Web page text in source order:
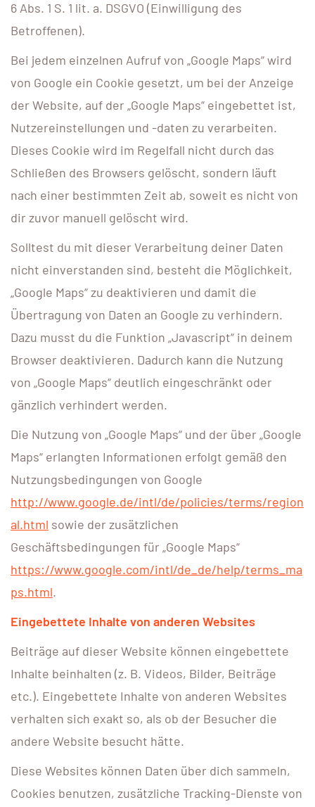
6 Abs. 1 S. 1 lit. a. DSGVO (Einwilligung des
Betroffenen).
Bei jedem einzelnen Aufruf von „Google Maps“ wird
von Google ein Cookie gesetzt, um bei der Anzeige
der Website, auf der „Google Maps“ eingebettet ist,
Nutzereinstellungen und -daten zu verarbeiten.
Dieses Cookie wird im Regelfall nicht durch das
Schließen des Browsers gelöscht, sondern läuft
nach einer bestimmten Zeit ab, soweit es nicht von
dir zuvor manuell gelöscht wird.
Solltest du mit dieser Verarbeitung deiner Daten
nicht einverstanden sind, besteht die Möglichkeit,
„Google Maps“ zu deaktivieren und damit die
Übertragung von Daten an Google zu verhindern.
Dazu musst du die Funktion „Javascript“ in deinem
Browser deaktivieren. Dadurch kann die Nutzung
von „Google Maps“ deutlich eingeschränkt oder
gänzlich verhindert werden.
Die Nutzung von „Google Maps“ und der über „Google
Maps“ erlangten Informationen erfolgt gemäß den
Nutzungsbedingungen von Google
http://www.google.de/intl/de/policies/terms/region
al.html sowie der zusätzlichen
Geschäftsbedingungen für „Google Maps“
https://www.google.com/intl/de_de/help/terms_ma
ps.html.
Eingebettete Inhalte von anderen Websites
Beiträge auf dieser Website können eingebettete
Inhalte beinhalten (z. B. Videos, Bilder, Beiträge
etc.). Eingebettete Inhalte von anderen Websites
verhalten sich exakt so, als ob der Besucher die
andere Website besucht hätte.
Diese Websites können Daten über dich sammeln,
Cookies benutzen, zusätzliche Tracking-Dienste von